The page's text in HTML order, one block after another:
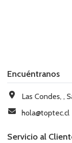
Encuéntranos
Las Condes, ,
hola@toptec.cl
Servicio al